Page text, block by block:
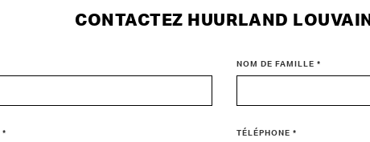
CONTACTEZ HUURLAND LOUVAIN
NOM DE FAMILLE *
* TÉLÉPHONE *